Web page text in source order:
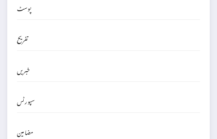
پوسٹ
تفریح
خبریں
سپورٹس
مضامین